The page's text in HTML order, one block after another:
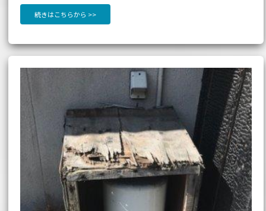
続きはこちらから >>
【岡
市
プ
交